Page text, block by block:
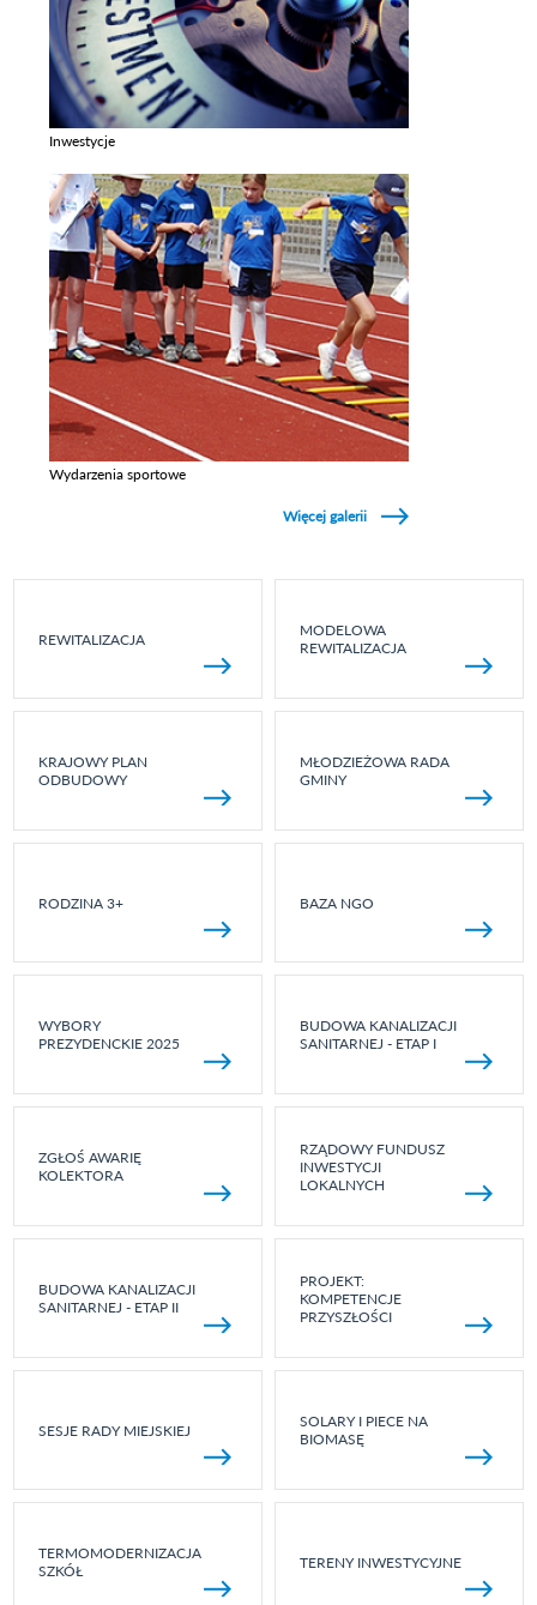
Inwestycje
Wydarzenia sportowe
Więcej galerii
REWITALIZACJA
MODELOWA
REWITALIZACJA
KRAJOWY PLAN
ODBUDOWY
MŁODZIEŻOWA RADA
GMINY
RODZINA 3+ BAZA NGO
WYBORY
PREZYDENCKIE 2025
BUDOWA KANALIZACJI
SANITARNEJ - ETAP I
ZGŁOŚ AWARIĘ
KOLEKTORA
RZĄDOWY FUNDUSZ
INWESTYCJI
LOKALNYCH
BUDOWA KANALIZACJI
SANITARNEJ - ETAP II
PROJEKT:
KOMPETENCJE
PRZYSZŁOŚCI
SESJE RADY MIEJSKIEJ
SOLARY I PIECE NA
BIOMASĘ
TERMOMODERNIZACJA
SZKÓŁ
TERENY INWESTYCYJNE